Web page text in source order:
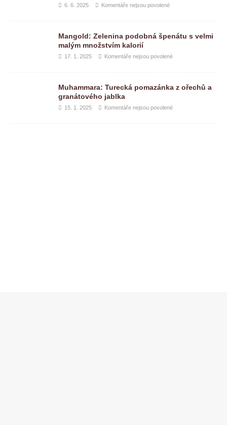
6. 6. 2025 Komentáře nejsou povolené
Mangold: Zelenina podobná špenátu s velmi
malým množstvím kalorií
17. 1. 2025 Komentáře nejsou povolené
Muhammara: Turecká pomazánka z ořechů a
granátového jablka
15. 1. 2025 Komentáře nejsou povolené